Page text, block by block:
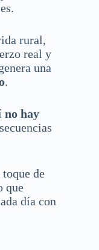
rural,
real y
una
.
no hay
de
que
día con